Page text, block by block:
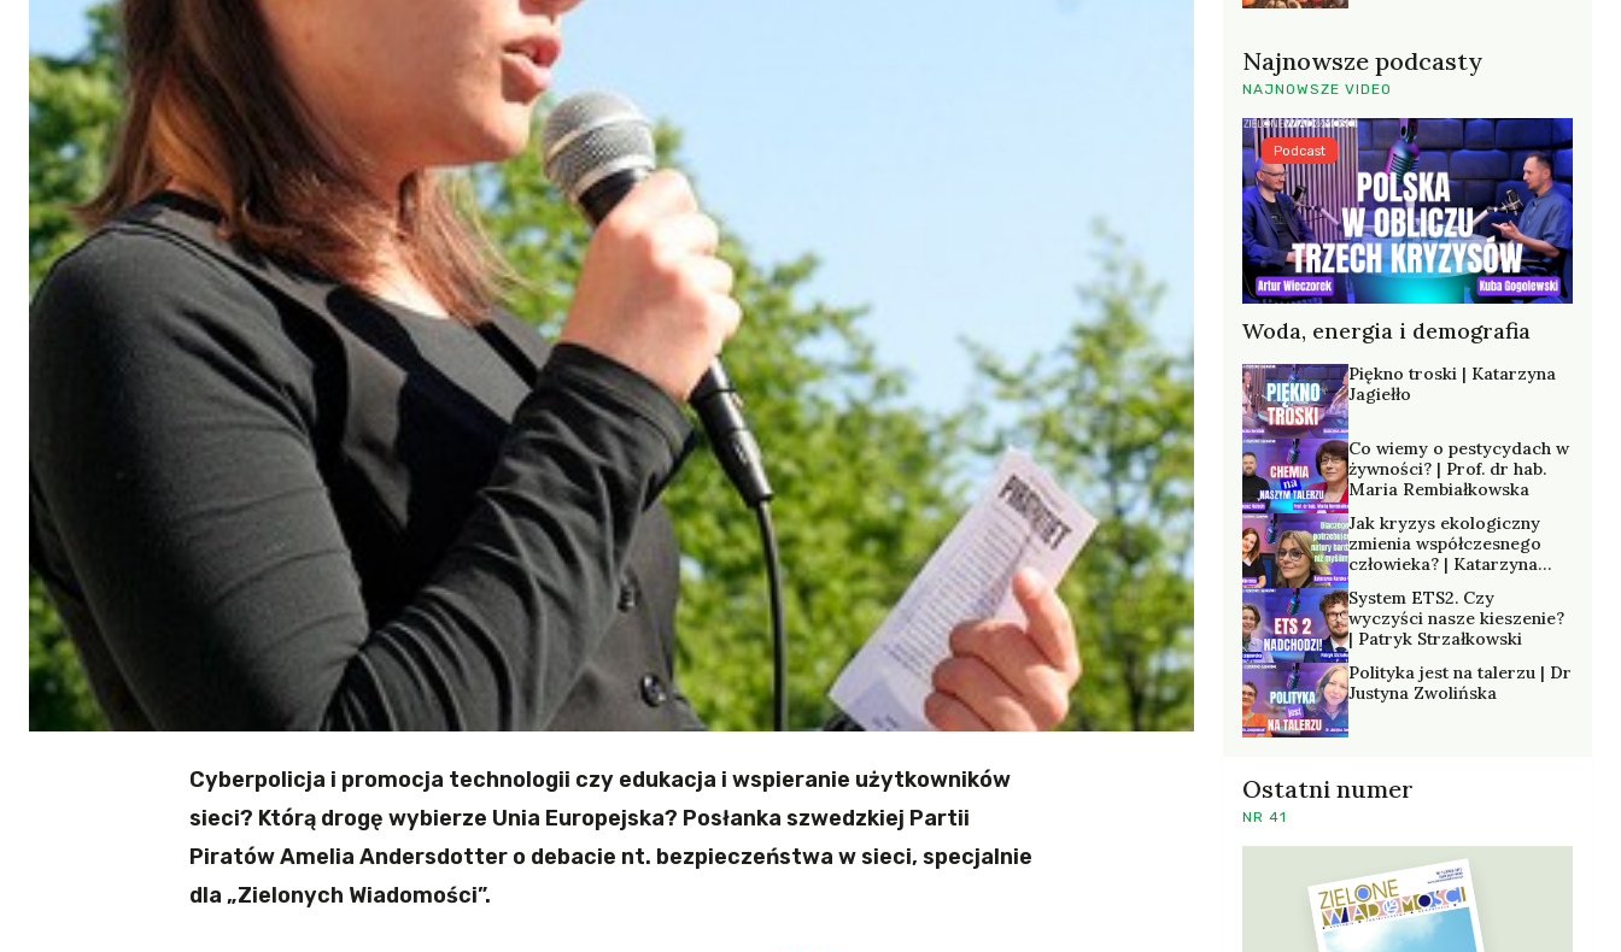
Cyberpolicja i promocja technologii czy edukacja i wspieranie użytkowników
sieci? Którą drogę wybierze Unia Europejska? Posłanka szwedzkiej Partii
Piratów Amelia Andersdotter o debacie nt. bezpieczeństwa w sieci, specjalnie
dla „Zielonych Wiadomości”.
Najnowsze podcasty
NAJNOWSZE VIDEO
Woda, energia i demografia
Podcast
Piękno troski | Katarzyna
Jagiełło
Co wiemy o pestycydach w
żywności? | Prof. dr hab.
Maria Rembiałkowska
Jak kryzys ekologiczny
zmienia współczesnego
człowieka? | Katarzyna
System ETS2. Czy
wyczyści nasze kieszenie?
| Patryk Strzałkowski
Polityka jest na talerzu | Dr
Justyna Zwolińska
Ostatni numer
NR 41